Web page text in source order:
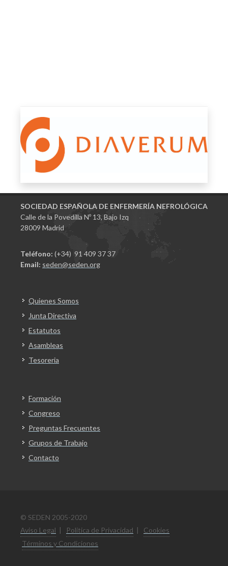
SOCIEDAD ESPAÑOLA DE ENFERMERÍA NEFROLÓGICA
Calle de la Povedilla Nº 13, Bajo Izq
28009 Madrid
Teléfono: (+34) 91 409 37 37
Email: seden@seden.org
Quienes Somos
Junta Directiva
Estatutos
Asambleas
Tesoreria
Formación
Congreso
Preguntas Frecuentes
Grupos de Trabajo
Contacto
© SEDEN 2005-2020
Aviso Legal | Politica de Privacidad |
Cookies
Términos y Condiciones